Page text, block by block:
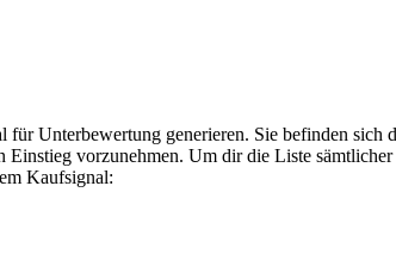
Unterbewertung generieren. Sie befinden sich
vorzunehmen. Um dir die Liste
Kaufsignal: